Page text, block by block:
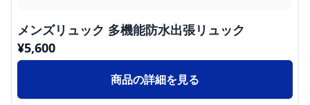
メンズリュック 多機能防水出張リュック
¥5,600
商品の詳細を見る